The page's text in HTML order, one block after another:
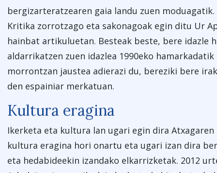
bergizarteratzearen gaia landu zuen moduagatik.
Kritika zorrotzago eta sakonagoak egin ditu Ur
hainbat artikuluetan. Besteak beste, bere idazle
aldarrikatzen zuen idazlea 1990eko
morrontzan jaustea adierazi du, bereziki bere
den espainiar merkatuan.
Kultura eragina
Ikerketa eta kultura lan ugari egin dira
kultura eragina hori onartu eta ugari izan dira
eta hedabideekin izandako elkarrizketak. 2012